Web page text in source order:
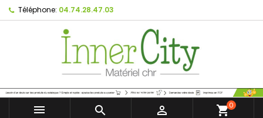
Téléphone: 04.74.28.47.03
   shopping_cart0